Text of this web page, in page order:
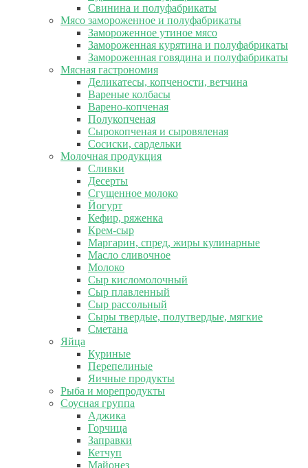
Свинина и полуфабрикаты
Мясо замороженное и полуфабрикаты
Замороженное утиное мясо
Замороженная курятина и полуфабрикаты
Замороженная говядина и полуфабрикаты
Мясная гастрономия
Деликатесы, копчености, ветчина
Вареные колбасы
Варено-копченая
Полукопченая
Сырокопченая и сыровяленая
Сосиски, сардельки
Молочная продукция
Сливки
Десерты
Сгущенное молоко
Йогурт
Кефир, ряженка
Крем-сыр
Маргарин, спред, жиры кулинарные
Масло сливочное
Молоко
Сыр кисломолочный
Сыр плавленный
Сыр рассольный
Сыры твердые, полутвердые, мягкие
Сметана
Яйца
Куриные
Перепелиные
Яичные продукты
Рыба и морепродукты
Соусная группа
Аджика
Горчица
Заправки
Кетчуп
Майонез